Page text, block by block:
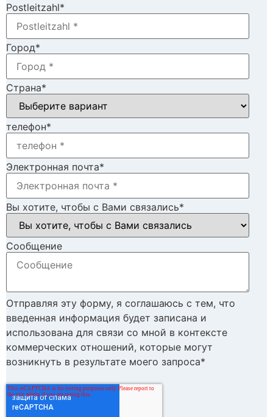
Postleitzahl*
Город*
Страна*
телефон*
Электронная почта*
Вы хотите, чтобы с Вами связались*
Cообщение
Отправляя эту форму, я соглашаюсь с тем, что
введенная информация будет записана и
использована для связи со мной в контексте
коммерческих отношений, которые могут
возникнуть в результате моего запроса*